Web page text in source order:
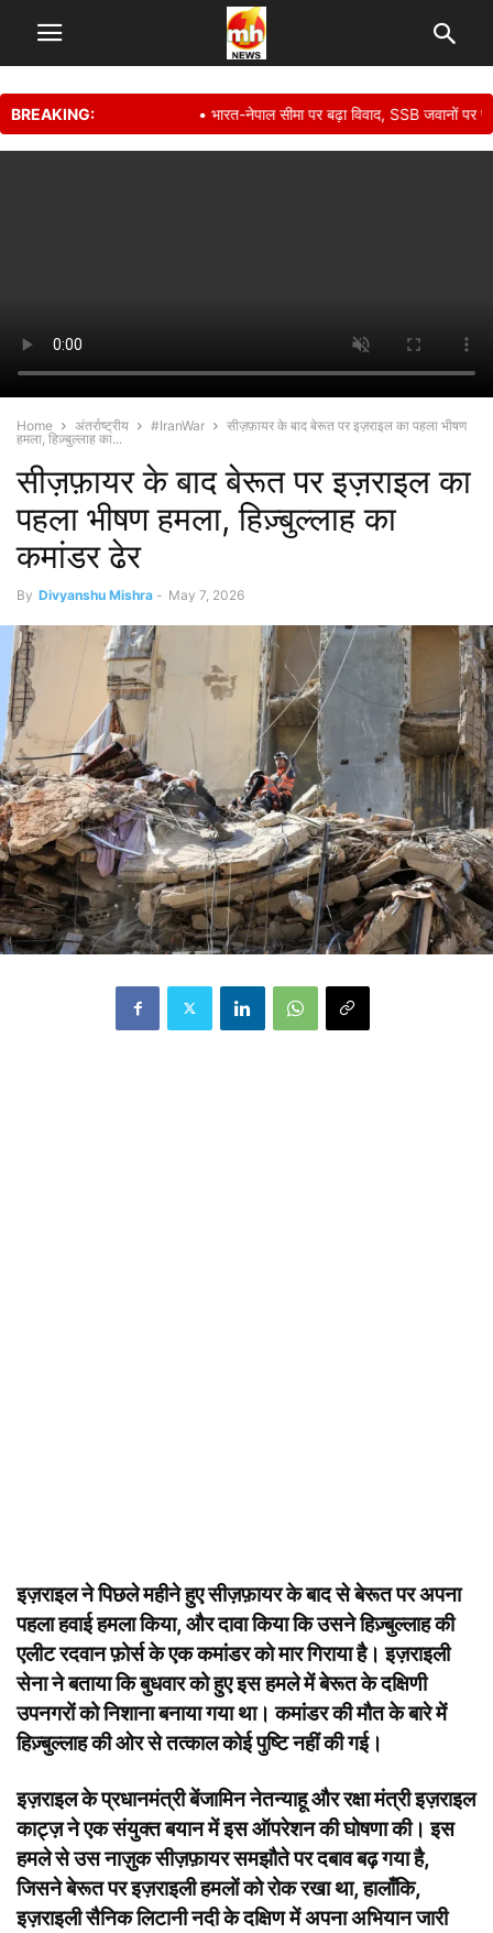
BREAKING: • भारत-नेपाल सीमा पर बढ़ा विवाद, SSB जवानों पर
Home अंतर्राष्ट्रीय #IranWar
सीज़फ़ायर के बाद बेरूत पर इज़राइल का पहला भीषण
हमला, हिज़्बुल्लाह का...
सीज़फ़ायर के बाद बेरूत पर इज़राइल का
पहला भीषण हमला, हिज़्बुल्लाह का
कमांडर ढेर
By Divyanshu Mishra - May 7, 2026
इज़राइल ने पिछले महीने हुए सीज़फ़ायर के बाद से बेरूत पर अपना
पहला हवाई हमला किया, और दावा किया कि उसने हिज़्बुल्लाह की
एलीट रदवान फ़ोर्स के एक कमांडर को मार गिराया है। इज़राइली
सेना ने बताया कि बुधवार को हुए इस हमले में बेरूत के दक्षिणी
उपनगरों को निशाना बनाया गया था। कमांडर की मौत के बारे में
हिज़्बुल्लाह की ओर से तत्काल कोई पुष्टि नहीं की गई।
इज़राइल के प्रधानमंत्री बेंजामिन नेतन्याहू और रक्षा मंत्री इज़राइल
काट्ज़ ने एक संयुक्त बयान में इस ऑपरेशन की घोषणा की। इस
हमले से उस नाज़ुक सीज़फ़ायर समझौते पर दबाव बढ़ गया है,
जिसने बेरूत पर इज़राइली हमलों को रोक रखा था, हालाँकि,
इज़राइली सैनिक लिटानी नदी के दक्षिण में अपना अभियान जारी